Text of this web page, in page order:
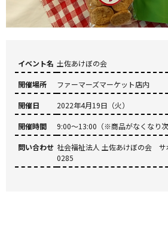
イベント名 土佐あけぼの会
開催場所 ファーマーズマーケット店内
開催日 2022年4月19日（火）
開催時間 9:00～13:00（※商品がなくなり次
問い合わせ 社会福祉法人 土佐あけぼの会
0285